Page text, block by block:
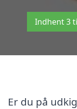
Indhent 3
Er du på